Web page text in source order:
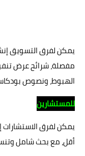
يمكن لفرق التسويق
مفصلة، شرائح عرض
الهبوط، ونصوص
للمستشارين
يمكن لفرق
أقل، مع بحث شامل